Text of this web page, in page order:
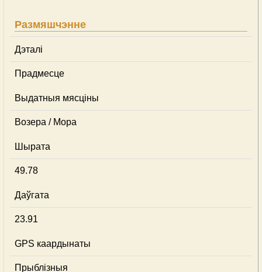
Размяшчэнне
Дэталі
Прадмесце
Выдатныя мясціны
Возера / Мора
Шырата
49.78
Даўгата
23.91
GPS каардынаты
Прыблізныя